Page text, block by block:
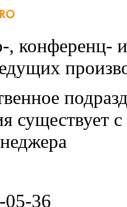
конференц-
существует
05-36